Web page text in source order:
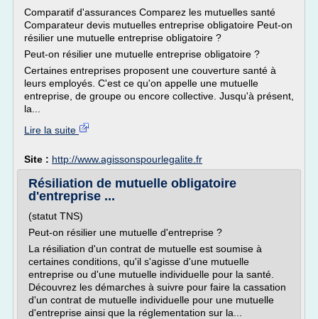
Comparatif d'assurances Comparez les mutuelles santé
Comparateur devis mutuelles entreprise obligatoire Peut-on
résilier une mutuelle entreprise obligatoire ?
Peut-on résilier une mutuelle entreprise obligatoire ?
Certaines entreprises proposent une couverture santé à
leurs employés. C'est ce qu'on appelle une mutuelle
entreprise, de groupe ou encore collective. Jusqu'à présent,
la...
Lire la suite
Site : http://www.agissonspourlegalite.fr
Résiliation de mutuelle obligatoire
d'entreprise ...
(statut TNS)
Peut-on résilier une mutuelle d'entreprise ?
La résiliation d'un contrat de mutuelle est soumise à
certaines conditions, qu'il s'agisse d'une mutuelle
entreprise ou d'une mutuelle individuelle pour la santé.
Découvrez les démarches à suivre pour faire la cassation
d'un contrat de mutuelle individuelle pour une mutuelle
d'entreprise ainsi que la réglementation sur la...